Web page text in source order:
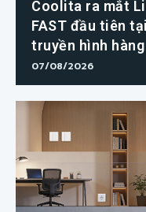
Coolita ra mắt
FAST đầu tiên
truyền hình
07/08/2026